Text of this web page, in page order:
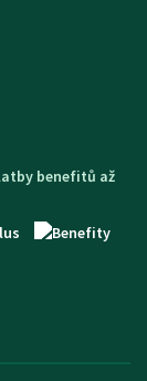
benefitů až